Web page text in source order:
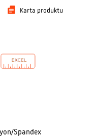
Karta produktu
Spandex